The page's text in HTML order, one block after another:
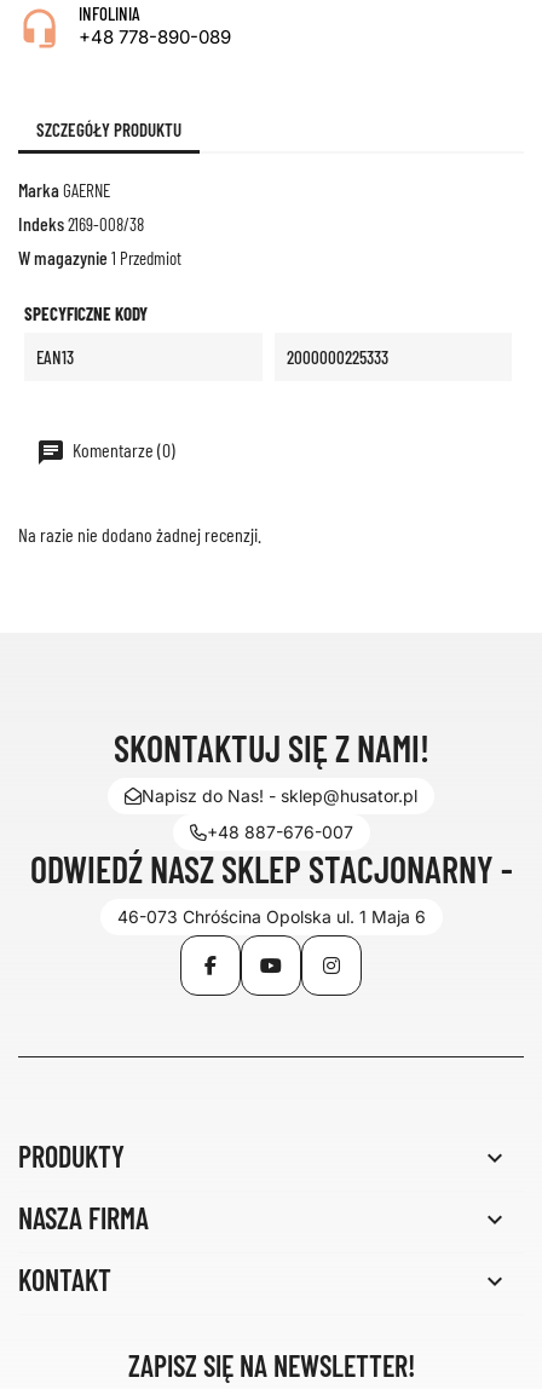
INFOLINIA
+48 778-890-089
SZCZEGÓŁY PRODUKTU
MarkaGAERNE
Indeks2169-008/38
W magazynie 1 Przedmiot
SPECYFICZNE KODY
EAN13
2000000225333
Komentarze (0)
Na razie nie dodano żadnej recenzji.
SKONTAKTUJ SIĘ Z NAMI!
Napisz do Nas! - sklep@husator.pl
+48 887-676-007
ODWIEDŹ NASZ SKLEP STACJONARNY -
46-073 Chróścina Opolska ul. 1 Maja 6
FacebookYouTubeInstagram
PRODUKTY 
NASZA FIRMA 
KONTAKT 
ZAPISZ SIĘ NA NEWSLETTER!